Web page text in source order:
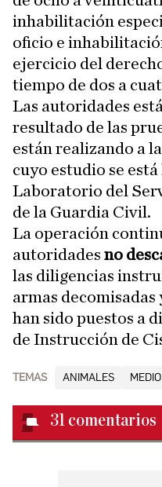
inhabilitación
oficio e
ejercicio del
tiempo de dos a
Las autoridades
resultado de las
están realizando a
cuyo estudio se
Laboratorio del
de la Guardia Civil.
La operación
autoridades no
las diligencias
armas
han sido puestos a
de Instrucción de
TEMAS ANIMALES
31 comentarios